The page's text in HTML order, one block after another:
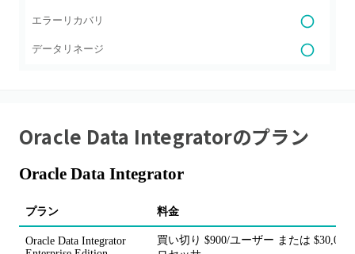
エラーリカバリ
データリネージ
Oracle Data Integratorのプラン
Oracle Data Integrator
プラン 料金
Oracle Data Integrator
買い切り $900/ユーザー または